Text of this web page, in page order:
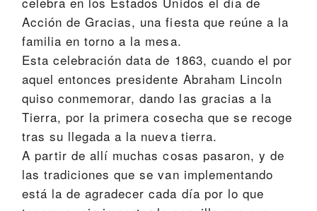
Acción de Gracias, una fiesta que reúne a la
familia en torno a la mesa.
Esta celebración data de 1863, cuando el por
aquel entonces presidente Abraham Lincoln
quiso conmemorar, dando las gracias a la
Tierra, por la primera cosecha que se recoge
tras su llegada a la nueva tierra.
A partir de allí muchas cosas pasaron, y de
las tradiciones que se van implementando
está la de agradecer cada día por lo que